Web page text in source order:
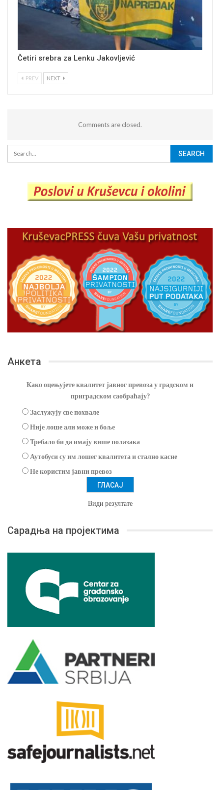
Četiri srebra za Lenku Jakovljević
PREV NEXT
Comments are closed.
Анкета
Како оцењујете квалитет јавног превоза у градском и
приградском саобраћају?
Заслужују све похвале
Није лоше али може и боље
Требало би да имају више полазака
Аутобуси су им лошег квалитета и стално касне
Не користим јавни превоз
Види резултате
Сарадња на пројектима